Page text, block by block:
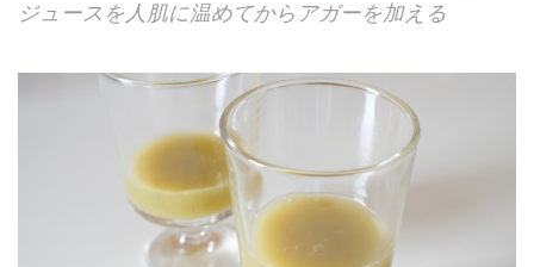
ジュースを人肌に温めてからアガーを加える